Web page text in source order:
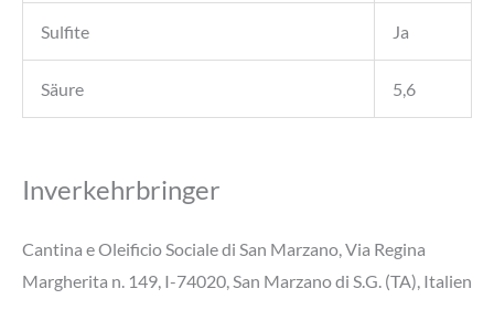
Sulfite Ja
Säure 5,6
Inverkehrbringer
Cantina e Oleificio Sociale di San Marzano, Via Regina
Margherita n. 149, I-74020, San Marzano di S.G. (TA), Italien